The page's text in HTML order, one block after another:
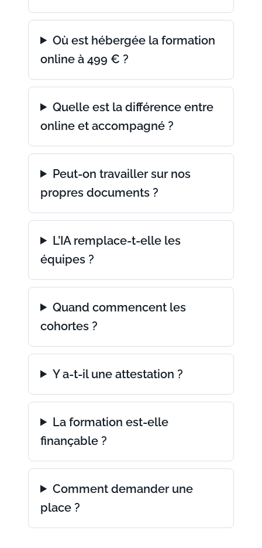
Où est hébergée la formation
online à 499 € ?
Quelle est la différence entre
online et accompagné ?
Peut-on travailler sur nos
propres documents ?
L’IA remplace-t-elle les
équipes ?
Quand commencent les
cohortes ?
Y a-t-il une attestation ?
La formation est-elle
finançable ?
Comment demander une
place ?